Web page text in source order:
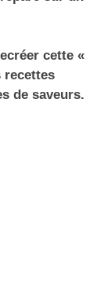
cette «
recettes
de saveurs.